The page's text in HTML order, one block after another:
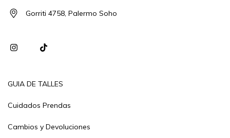
Gorriti 4758, Palermo Soho
GUIA DE TALLES
Cuidados Prendas
Cambios y Devoluciones